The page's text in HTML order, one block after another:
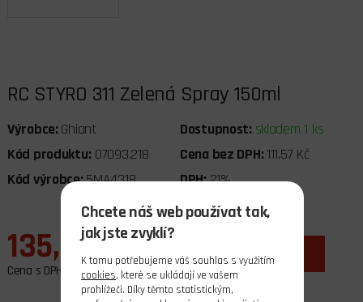
RC STYRO 311 Zelená Spray 150ml
Výrobce: Ghiant Dostupnost: skladem 1 ks
Kód produktu: 07093.218 Cena bez DPH:111,57 Kč
Kód výrobce:5MA4318 DPH:21%
135,00 Kč
Cena s DPH
do košíku
Chcete náš web používat tak,
jak jste zvyklí?
K tomu potřebujeme váš souhlas s využitím
cookies, které se ukládají ve vašem
prohlížeči. Díky těmto statistickým,